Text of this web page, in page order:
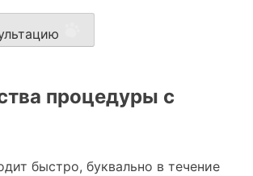
процедуры с
быстро, буквально в течение